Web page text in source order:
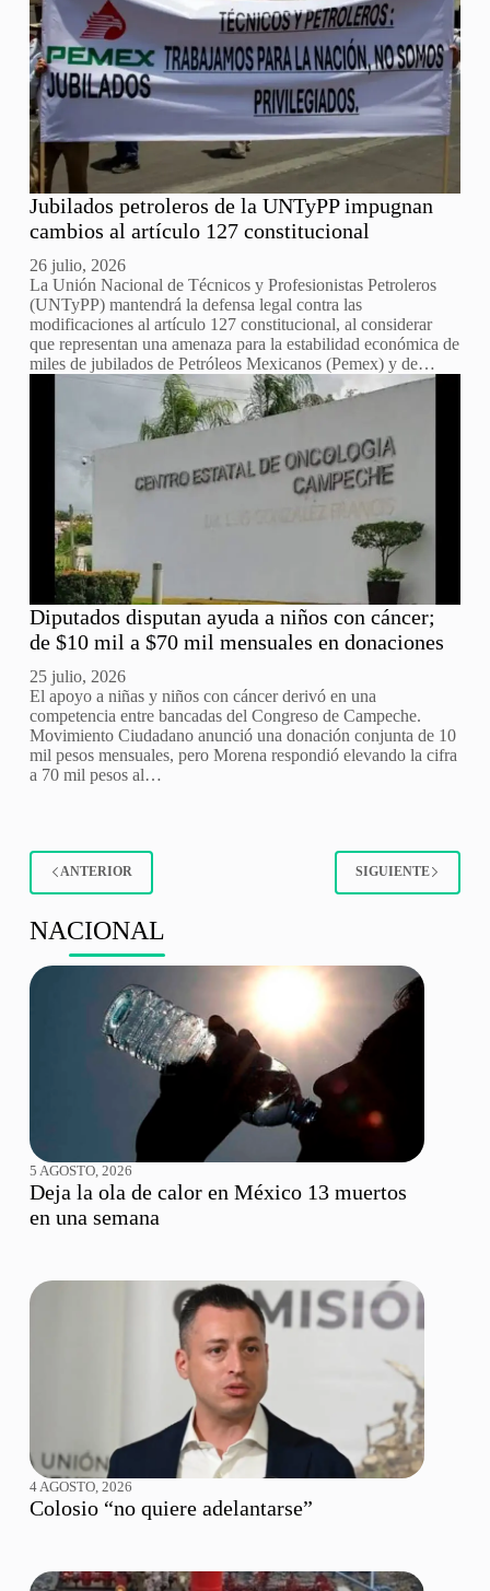
Jubilados petroleros de la UNTyPP impugnan
cambios al artículo 127 constitucional
26 julio, 2026
La Unión Nacional de Técnicos y Profesionistas Petroleros
(UNTyPP) mantendrá la defensa legal contra las
modificaciones al artículo 127 constitucional, al considerar
que representan una amenaza para la estabilidad económica de
miles de jubilados de Petróleos Mexicanos (Pemex) y de…
Diputados disputan ayuda a niños con cáncer;
de $10 mil a $70 mil mensuales en donaciones
25 julio, 2026
El apoyo a niñas y niños con cáncer derivó en una
competencia entre bancadas del Congreso de Campeche.
Movimiento Ciudadano anunció una donación conjunta de 10
mil pesos mensuales, pero Morena respondió elevando la cifra
a 70 mil pesos al…
ANTERIOR SIGUIENTE
NACIONAL
5 AGOSTO, 2026
Deja la ola de calor en México 13 muertos
en una semana
4 AGOSTO, 2026
Colosio “no quiere adelantarse”